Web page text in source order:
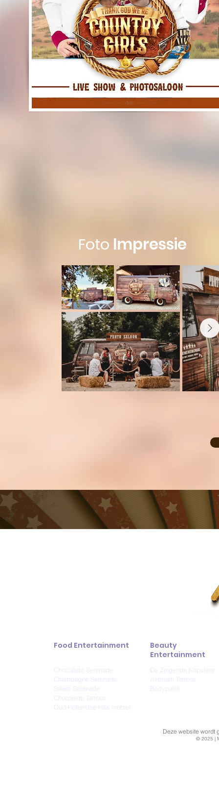
Foto Impressie
Food Entertainment
Chocolade Serenade
Champagne Serenade
Sweet Serenade
Chocolade Tattoos
Oud-Hollandse Hits mobiel
Beauty
Entertainment
De Zingende Kapsters
Airbrush Tattoos
Bodypaint
Deze website wordt
© 2025 |